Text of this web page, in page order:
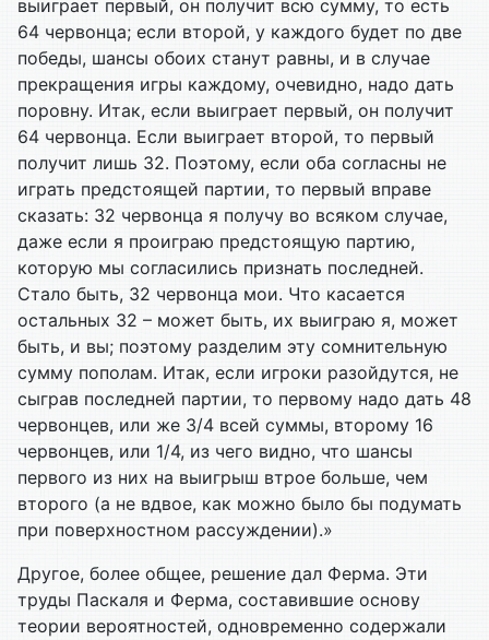
выиграет первый, он получит всю сумму, то есть
64 червонца; если второй, у каждого будет по две
победы, шансы обоих станут равны, и в случае
прекращения игры каждому, очевидно, надо дать
поровну. Итак, если выиграет первый, он получит
64 червонца. Если выиграет второй, то первый
получит лишь 32. Поэтому, если оба согласны не
играть предстоящей партии, то первый вправе
сказать: 32 червонца я получу во всяком случае,
даже если я проиграю предстоящую партию,
которую мы согласились признать последней.
Стало быть, 32 червонца мои. Что касается
остальных 32 – может быть, их выиграю я, может
быть, и вы; поэтому разделим эту сомнительную
сумму пополам. Итак, если игроки разойдутся, не
сыграв последней партии, то первому надо дать 48
червонцев, или же 3/4 всей суммы, второму 16
червонцев, или 1/4, из чего видно, что шансы
первого из них на выигрыш втрое больше, чем
второго (а не вдвое, как можно было бы подумать
при поверхностном рассуждении).»
Другое, более общее, решение дал Ферма. Эти
труды Паскаля и Ферма, составившие основу
теории вероятностей, одновременно содержали